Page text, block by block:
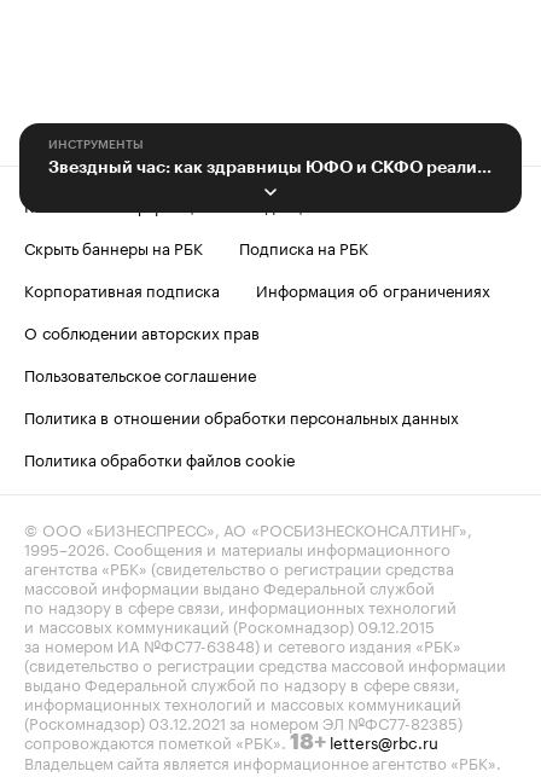
ИНСТРУМЕНТЫ
Контактная информация
Редакция
Скрыть баннеры на РБК
Подписка на РБК
Корпоративная подписка
Информация об ограничениях
О соблюдении авторских прав
Пользовательское соглашение
Политика в отношении обработки персональных данных
Политика обработки файлов cookie
© ООО «БИЗНЕСПРЕСС», АО «РОСБИЗНЕСКОНСАЛТИНГ»,
1995–2026 . Сообщения и материалы информационного
агентства «РБК» (свидетельство о регистрации средства
массовой информации выдано Федеральной службой
по надзору в сфере связи, информационных технологий
и массовых коммуникаций (Роскомнадзор) 09.12.2015
за номером ИА №ФС77-63848) и сетевого издания «РБК»
(свидетельство о регистрации средства массовой информации
выдано Федеральной службой по надзору в сфере связи,
информационных технологий и массовых коммуникаций
(Роскомнадзор) 03.12.2021 за номером ЭЛ №ФС77-82385)
сопровождаются пометкой «РБК». 18+ letters@rbc.ru
Владельцем сайта является информационное агентство «РБК».